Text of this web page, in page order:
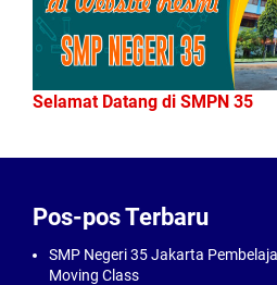
Selamat Datang di SMPN 35
Pos-pos Terbaru
SMP Negeri 35 Jakarta
Moving Class